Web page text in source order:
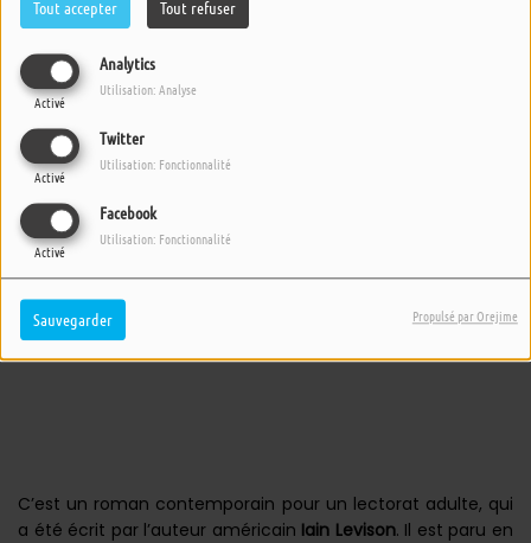
Tout accepter Tout refuser
Analytics
Activé
Utilisation: Analyse
Twitter
Activé
Utilisation: Fonctionnalité
Facebook
Activé
Utilisation: Fonctionnalité
Sauvegarder Propulsé par Orejime
C’est un roman contemporain pour un lectorat adulte, qui
a été écrit par l’auteur américain Iain Levison. Il est paru en